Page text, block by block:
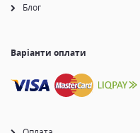
Блог
Варіанти оплати